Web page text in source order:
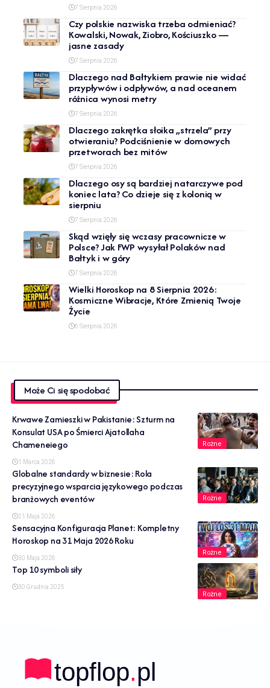
7 Sierpnia 2026
Czy polskie nazwiska trzeba odmieniać?
Kowalski, Nowak, Ziobro, Kościuszko —
jasne zasady
7 Sierpnia 2026
Dlaczego nad Bałtykiem prawie nie widać
przypływów i odpływów, a nad oceanem
różnica wynosi metry
7 Sierpnia 2026
Dlaczego zakrętka słoika „strzela” przy
otwieraniu? Podciśnienie w domowych
przetworach bez mitów
7 Sierpnia 2026
Dlaczego osy są bardziej natarczywe pod
koniec lata? Co dzieje się z kolonią w
sierpniu
7 Sierpnia 2026
Skąd wzięły się wczasy pracownicze w
Polsce? Jak FWP wysyłał Polaków nad
Bałtyk i w góry
7 Sierpnia 2026
Wielki Horoskop na 8 Sierpnia 2026:
Kosmiczne Wibracje, Które Zmienią Twoje
Życie
6 Sierpnia 2026
Może Ci się spodobać
Rożne
Krwawe Zamieszki w Pakistanie: Szturm na
Konsulat USA po Śmierci Ajatollaha
Chameneiego
1 Marca 2026
Rożne
Globalne standardy w biznesie: Rola
precyzyjnego wsparcia językowego podczas
branżowych eventów
21 Maja 2026
Rożne
Sensacyjna Konfiguracja Planet: Kompletny
Horoskop na 31 Maja 2026 Roku
30 Maja 2026
Rożne
Top 10 symboli siły
30 Grudnia 2025